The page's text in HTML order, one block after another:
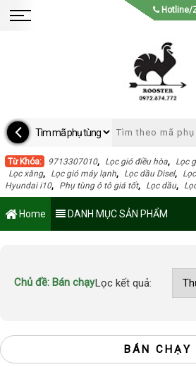
Hotline/
Từ Khóa: 9713307010, Lọc gió điều hòa, Lọc
Lọc xăng, Lọc gió máy lạnh, Lọc dầu Disel,
Hyundai i10, Phụ tùng ô tô giá tốt, Lọc dầu,
Home DANH MỤC SẢN PHẨM
Chủ đề: Bán chạyLọc kết quả:
BÁN CHẠY